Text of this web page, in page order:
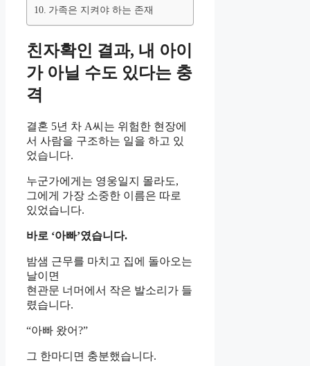
가족은 지켜야 하는 존재
친자확인 결과, 내 아이
가 아닐 수도 있다는 충
격
결혼 5년 차 A씨는 위험한 현장에
서 사람을 구조하는 일을 하고 있
었습니다.
누군가에게는 영웅일지 몰라도,
그에게 가장 소중한 이름은 따로
있었습니다.
바로 ‘아빠’였습니다.
밤샘 근무를 마치고 집에 돌아오는
날이면
현관문 너머에서 작은 발소리가 들
렸습니다.
“아빠 왔어?”
그 한마디면 충분했습니다.